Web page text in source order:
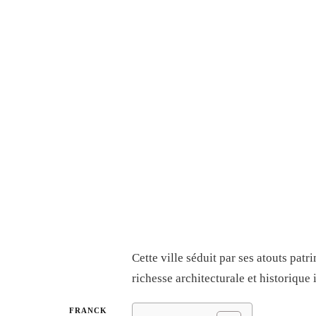
FRANCK
Cette ville séduit par ses atouts
richesse architecturale et historique